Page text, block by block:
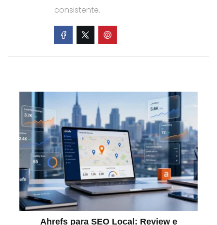
consistente.
Ahrefs para SEO Local: Review e